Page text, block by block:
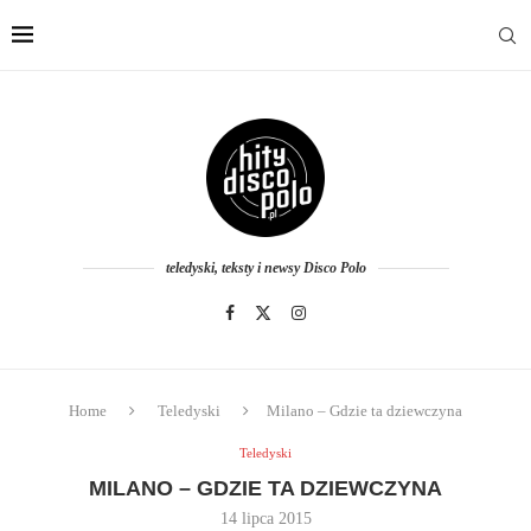
teledyski, teksty i newsy Disco Polo
Home Teledyski Milano – Gdzie ta dziewczyna
Teledyski
MILANO – GDZIE TA DZIEWCZYNA
14 lipca 2015